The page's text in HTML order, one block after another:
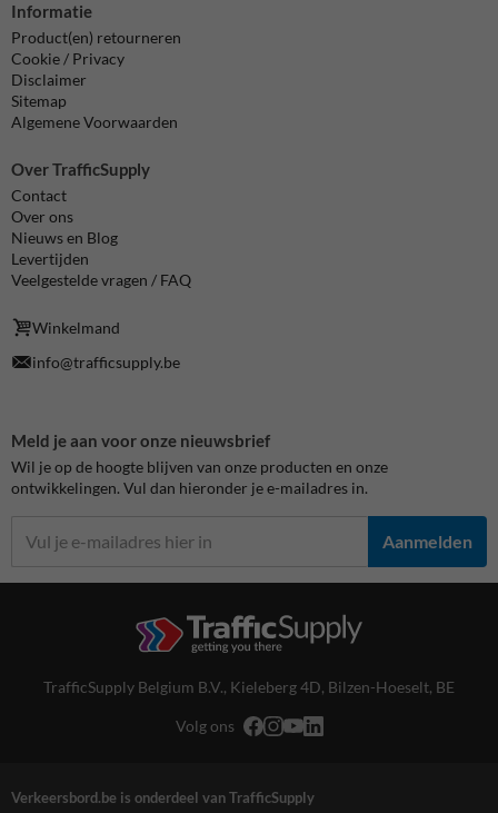
Informatie
Product(en) retourneren
Cookie / Privacy
Disclaimer
Sitemap
Algemene Voorwaarden
Over TrafficSupply
Contact
Over ons
Nieuws en Blog
Levertijden
Veelgestelde vragen / FAQ
Winkelmand
info@trafficsupply.be
Meld je aan voor onze nieuwsbrief
Wil je op de hoogte blijven van onze producten en onze
ontwikkelingen. Vul dan hieronder je e-mailadres in.
Aanmelden
TrafficSupply Belgium B.V., Kieleberg 4D, Bilzen-Hoeselt, BE
Volg ons
Verkeersbord.be is onderdeel van TrafficSupply